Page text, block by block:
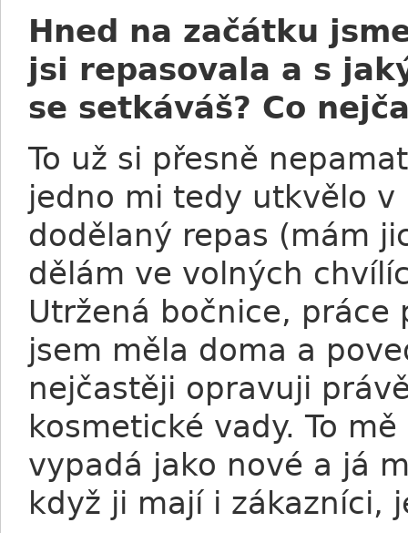
Hned na začátku
jsi repasovala a s
se setkáváš? Co
To už si přesně
jedno mi tedy utkvělo
dodělaný repas (mám
dělám ve volných
Utržená bočnice,
jsem měla doma a
nejčastěji opravuji
kosmetické vady. To
vypadá jako nové a já
když ji mají i zákazníci,